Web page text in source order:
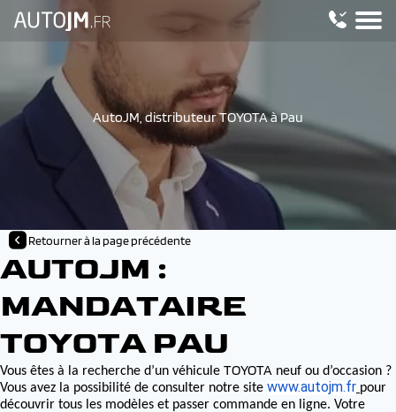
AutoJM, distributeur TOYOTA à Pau
Retourner à la page précédente
AUTOJM :
MANDATAIRE
TOYOTA PAU
Vous êtes à la recherche d’un véhicule TOYOTA neuf ou d’occasion ?
Vous avez la possibilité de consulter notre site www.autojm.fr pour
découvrir tous les modèles et passer commande en ligne. Votre